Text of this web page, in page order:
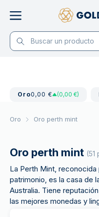
Oro0,00 € (0,00 €)
Oro Oro perth mint
Oro perth mint (51
La Perth Mint,
patrimonio, es la casa de
Australia. Tiene
las mejores monedas y
en el mercado mundial,